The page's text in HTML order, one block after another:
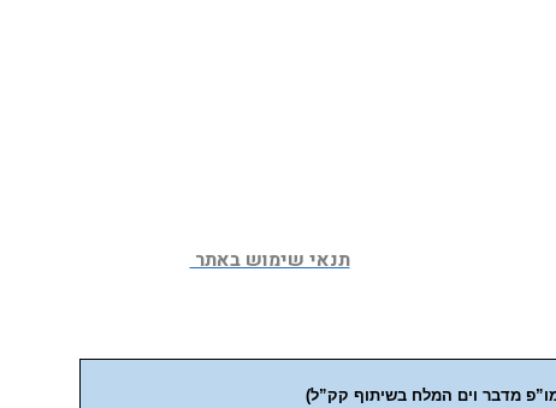
תנאי שימוש באתר
מדבר וים המלח בשיתוף קק”ל)